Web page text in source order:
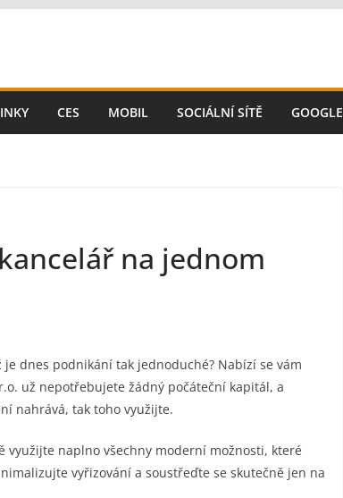
CES MOBIL SOCIÁLNÍ SÍTĚ GOOGLE
na jednom
dnes podnikání tak jednoduché? Nabízí se vám
už nepotřebujete žádný počáteční kapitál, a
nahrává, tak toho využijte.
naplno všechny moderní možnosti, které
vyřizování a soustřeďte se skutečně jen na